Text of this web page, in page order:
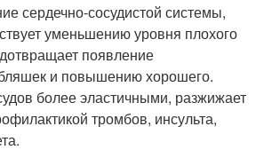
сердечно-сосудистой системы,
уменьшению уровня плохого
появление
и повышению хорошего.
более эластичными, разжижает
тромбов, инсульта,